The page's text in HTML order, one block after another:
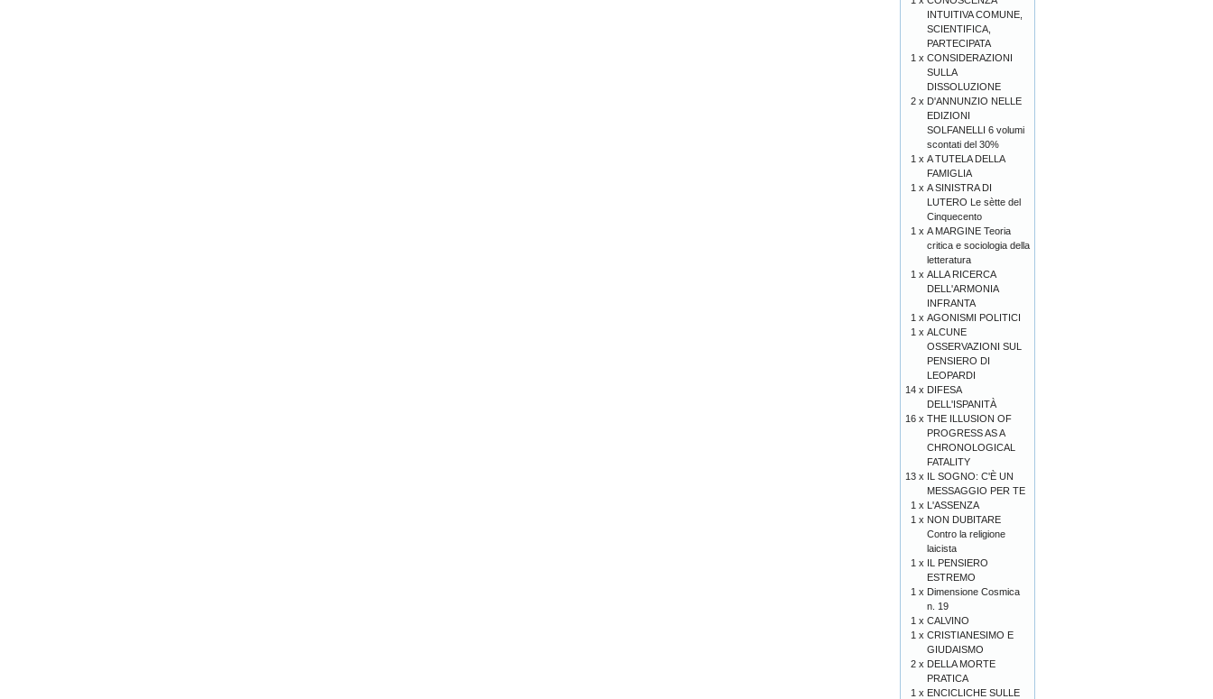
INTUITIVA COMUNE,
SCIENTIFICA,
PARTECIPATA
1 x CONSIDERAZIONI
SULLA
DISSOLUZIONE
2 x D'ANNUNZIO NELLE
EDIZIONI
SOLFANELLI 6 volumi
scontati del 30%
1 x A TUTELA DELLA
FAMIGLIA
1 x A SINISTRA DI
LUTERO Le sètte del
Cinquecento
1 x A MARGINE Teoria
critica e sociologia della
letteratura
1 x ALLA RICERCA
DELL'ARMONIA
INFRANTA
1 x AGONISMI POLITICI
1 x ALCUNE
OSSERVAZIONI SUL
PENSIERO DI
LEOPARDI
14 x DIFESA
DELL'ISPANITÀ
16 x THE ILLUSION OF
PROGRESS AS A
CHRONOLOGICAL
FATALITY
13 x IL SOGNO: C'È UN
MESSAGGIO PER TE
1 x L'ASSENZA
1 x NON DUBITARE
Contro la religione
laicista
1 x IL PENSIERO
ESTREMO
1 x Dimensione Cosmica
n. 19
1 x CALVINO
1 x CRISTIANESIMO E
GIUDAISMO
2 x DELLA MORTE
PRATICA
1 x ENCICLICHE SULLE